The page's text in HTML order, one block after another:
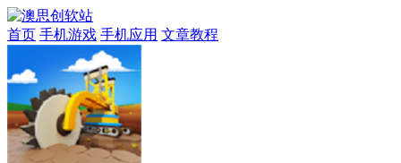
首页 手机游戏 手机应用 文章教程